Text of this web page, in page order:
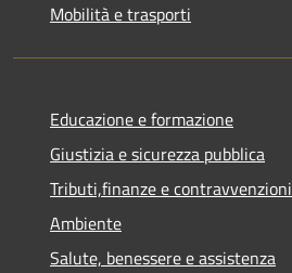
Mobilità e trasporti
Educazione e formazione
Giustizia e sicurezza pubblica
Tributi,finanze e contravvenzioni
Ambiente
Salute, benessere e assistenza